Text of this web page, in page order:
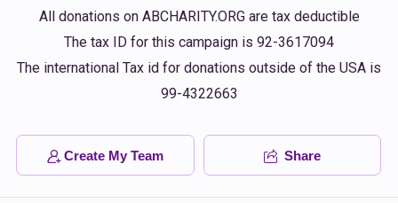
All donations on ABCHARITY.ORG are tax deductible
The tax ID for this campaign is 92-3617094
The international Tax id for donations outside of the USA is
99-4322663
Create My Team Share